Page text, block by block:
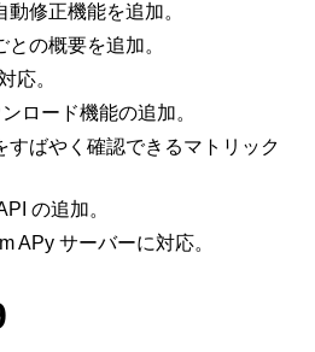
修正機能を追加。
の概要を追加。
応。
ロード機能の追加。
すばやく確認できるマトリック
の追加。
APy サーバーに対応。